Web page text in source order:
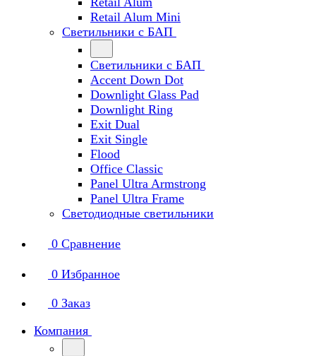
Retail Alum Mini
Светильники с БАП
Светильники с БАП
Accent Down Dot
Downlight Glass Pad
Downlight Ring
Exit Dual
Exit Single
Flood
Office Classic
Panel Ultra Armstrong
Panel Ultra Frame
Светодиодные светильники
0 Сравнение
0 Избранное
0 Заказ
Компания